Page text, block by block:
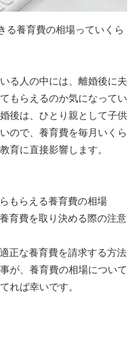
る養育費の相場っていくら
る人の中には、離婚後に夫
もらえるのか気になってい
後は、ひとり親として子供
ので、養育費を毎月いくら
育に直接影響します。
もらえる養育費の相場
育費を取り決める際の注意
正な養育費を請求する方法
が、養育費の相場について
れば幸いです。